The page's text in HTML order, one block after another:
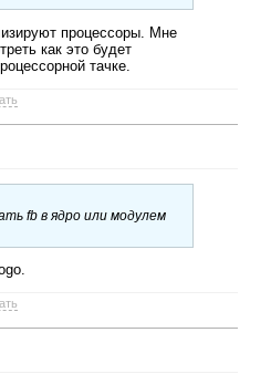
процессоры. Мне
как это будет
тачке.
fb в ядро или модулем